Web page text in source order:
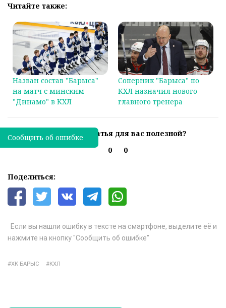
Читайте также:
Назван состав "Барыса"
на матч с минским
"Динамо" в КХЛ
Соперник "Барыса" по
КХЛ назначил нового
главного тренера
Была ли эта статья для вас полезной?
0
0
Поделиться:
Если вы нашли ошибку в тексте на смартфоне, выделите её и
нажмите на кнопку "Сообщить об ошибке"
ХК БАРЫС КХЛ
Сообщить об ошибке